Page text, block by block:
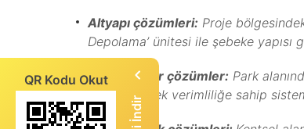
Altyapı çözümleri: Proje
Depolama’ ünitesi ile şebeke yapısı
Yenilenebilir çözümler: Park
yapan yüksek verimliliğe sahip
QR Kodu Okut